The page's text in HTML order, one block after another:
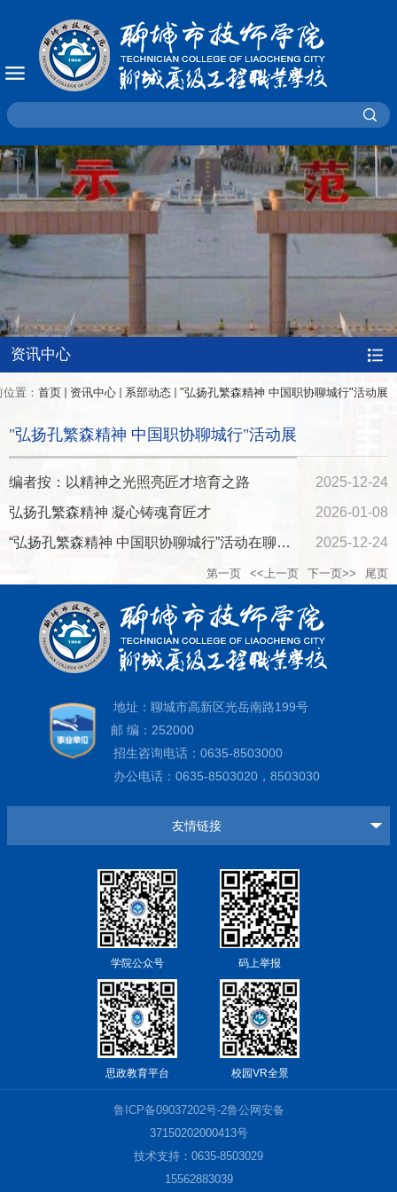
资讯中心
置： 首页 资讯中心 系部动态 "弘扬孔繁森精神 中国职协聊城行"活动展
"弘扬孔繁森精神 中国职协聊城行"活动展
编者按：以精神之光照亮匠才培育之路​
2025-12-24
弘扬孔繁森精神 凝心铸魂育匠才
2026-01-08
“弘扬孔繁森精神 中国职协聊城行”活动在聊城市技师学院举行
2025-12-24
第一页 <<上一页 下一页>> 尾页
地址：聊城市高新区光岳南路199号
邮 编：252000
招生咨询电话：0635-8503000
办公电话：0635-8503020，8503030
友情链接
学院公众号 码上举报
思政教育平台 校园VR全景
鲁ICP备09037202号-2鲁公网安备
37150202000413号
技术支持：0635-8503029
15562883039